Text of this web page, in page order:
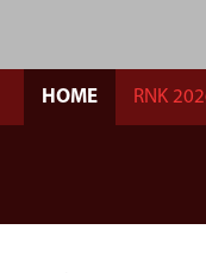
HOME RNK